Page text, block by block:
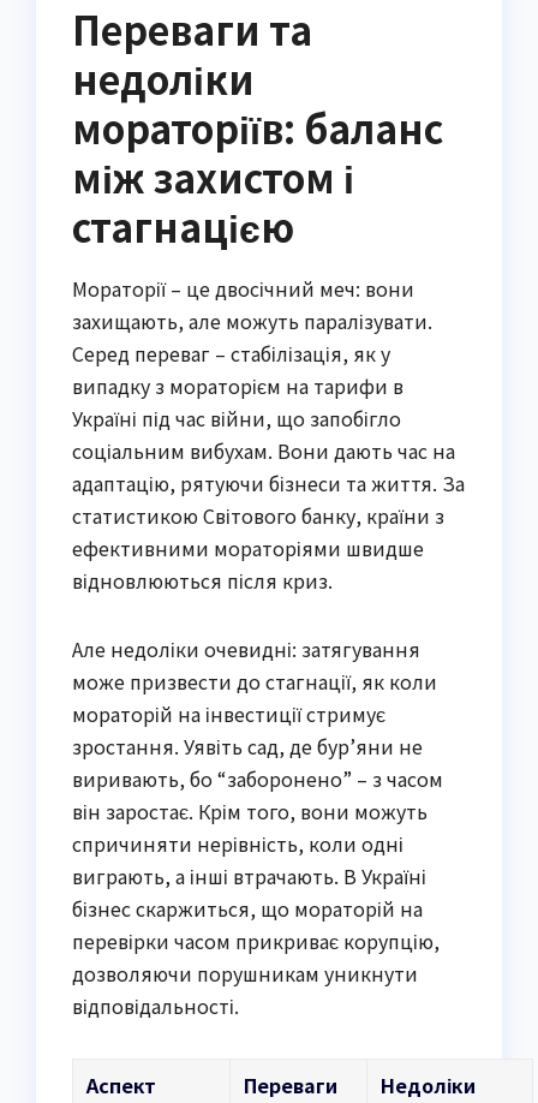
Переваги та
недоліки
мораторіїв: баланс
між захистом і
стагнацією
Мораторії – це двосічний меч: вони
захищають, але можуть паралізувати.
Серед переваг – стабілізація, як у
випадку з мораторієм на тарифи в
Україні під час війни, що запобігло
соціальним вибухам. Вони дають час на
адаптацію, рятуючи бізнеси та життя. За
статистикою Світового банку, країни з
ефективними мораторіями швидше
відновлюються після криз.
Але недоліки очевидні: затягування
може призвести до стагнації, як коли
мораторій на інвестиції стримує
зростання. Уявіть сад, де бур’яни не
виривають, бо “заборонено” – з часом
він заростає. Крім того, вони можуть
спричиняти нерівність, коли одні
виграють, а інші втрачають. В Україні
бізнес скаржиться, що мораторій на
перевірки часом прикриває корупцію,
дозволяючи порушникам уникнути
відповідальності.
Аспект Переваги
Недоліки